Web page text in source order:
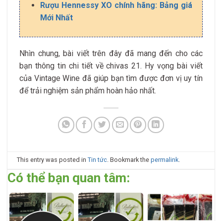
Rượu Hennessy XO chính hãng: Bảng giá
Mới Nhất
Nhìn chung, bài viết trên đây đã mang đến cho các
bạn thông tin chi tiết về chivas 21. Hy vọng bài viết
của Vintage Wine đã giúp bạn tìm được đơn vị uy tín
để trải nghiệm sản phẩm hoàn hảo nhất.
This entry was posted inTin tức. Bookmark thepermalink.
Có thể bạn quan tâm: